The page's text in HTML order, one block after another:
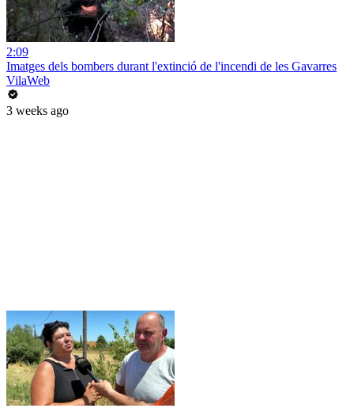
2:09
Imatges dels bombers durant l'extinció de l'incendi de les Gavarres
VilaWeb
3 weeks ago